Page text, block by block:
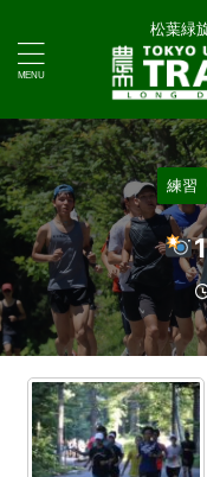
松葉緑
練習